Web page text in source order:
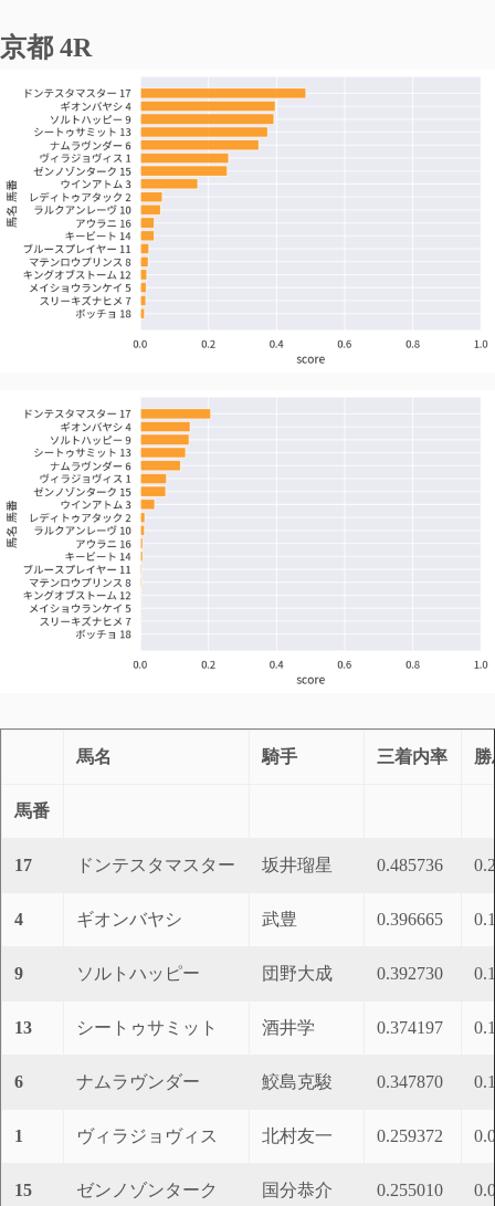
京都 4R
馬名 騎手 三着内率
馬番
17 ドンテスタマスター 坂井瑠星 0.485736
4 ギオンバヤシ 武豊 0.396665
9 ソルトハッピー 団野大成 0.392730
13 シートゥサミット 酒井学 0.374197
6 ナムラヴンダー 鮫島克駿 0.347870
1 ヴィラジョヴィス 北村友一 0.259372
15 ゼンノゾンターク 国分恭介 0.255010